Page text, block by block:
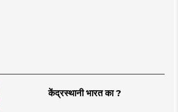
केंद्रस्थानी भारत का ?